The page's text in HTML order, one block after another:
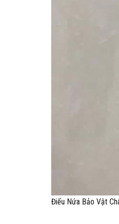
Điếu Nứa Bảo Vật